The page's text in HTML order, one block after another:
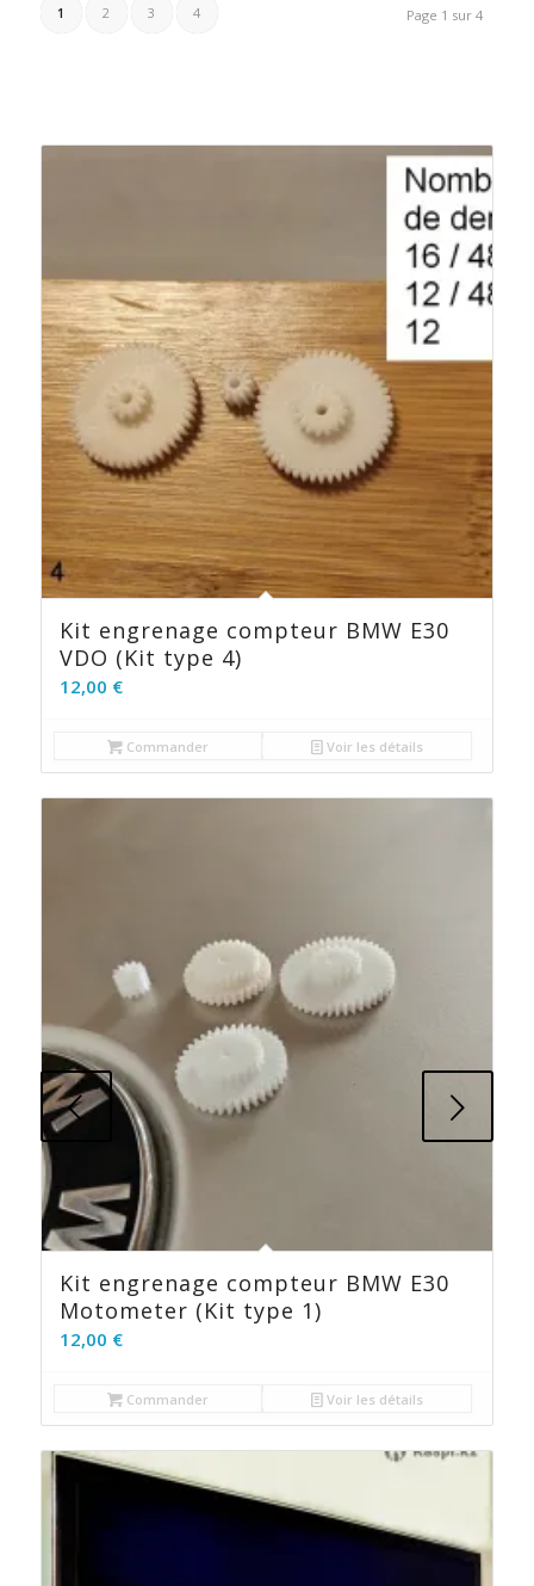
Page 1 sur 4
1 2 3 4
Kit engrenage compteur BMW E30
VDO (Kit type 4)
12,00 €
Commander Voir les détails
Kit engrenage compteur BMW E30
Motometer (Kit type 1)
12,00 €
Commander Voir les détails
Suivant